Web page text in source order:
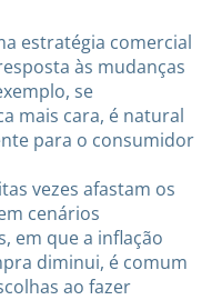
estratégia comercial
às mudanças
se
mais cara, é natural
para o consumidor
vezes afastam os
cenários
em que a inflação
diminui, é comum
ao fazer